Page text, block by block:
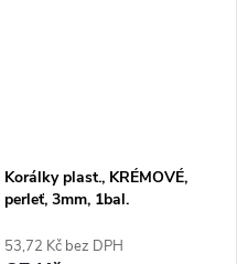
Korálky plast., KRÉMOVÉ,
perleť, 3mm, 1bal.
53,72 Kč bez DPH